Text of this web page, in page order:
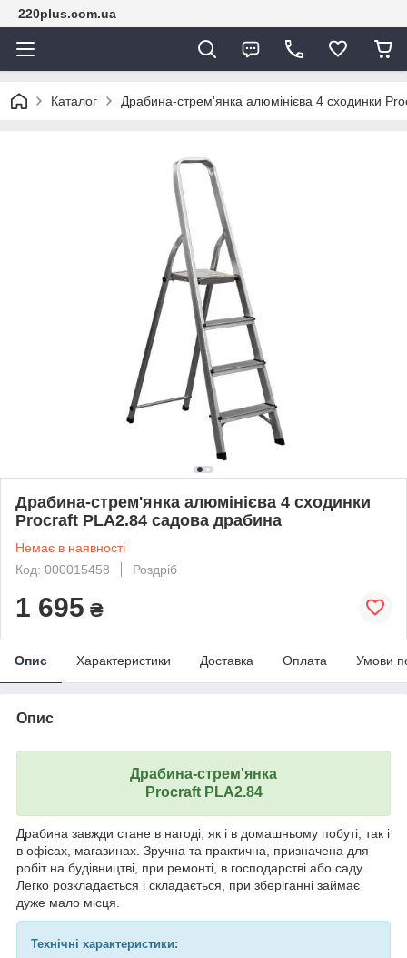
220plus.com.ua
Каталог Драбина-стрем'янка алюмінієва 4 сходинки
Драбина-стрем'янка алюмінієва 4 сходинки
Procraft PLA2.84 садова драбина
Немає в наявності
Код: 000015458
Роздріб
1 695 ₴
Опис Характеристики Доставка Оплата Умови
Опис
Драбина-стрем'янка
Procraft PLA2.84
Драбина завжди стане в нагоді, як і в домашньому побуті, так і
в офісах, магазинах. Зручна та практична, призначена для
робіт на будівництві, при ремонті, в господарстві або саду.
Легко розкладається і складається, при зберіганні займає
дуже мало місця.
Технічні характеристики: